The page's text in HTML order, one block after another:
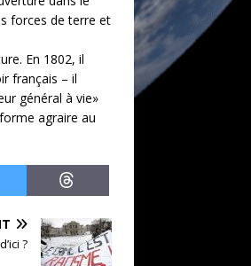
forces de terre et
En 1802, il
français – il
général à vie»
agraire au
?